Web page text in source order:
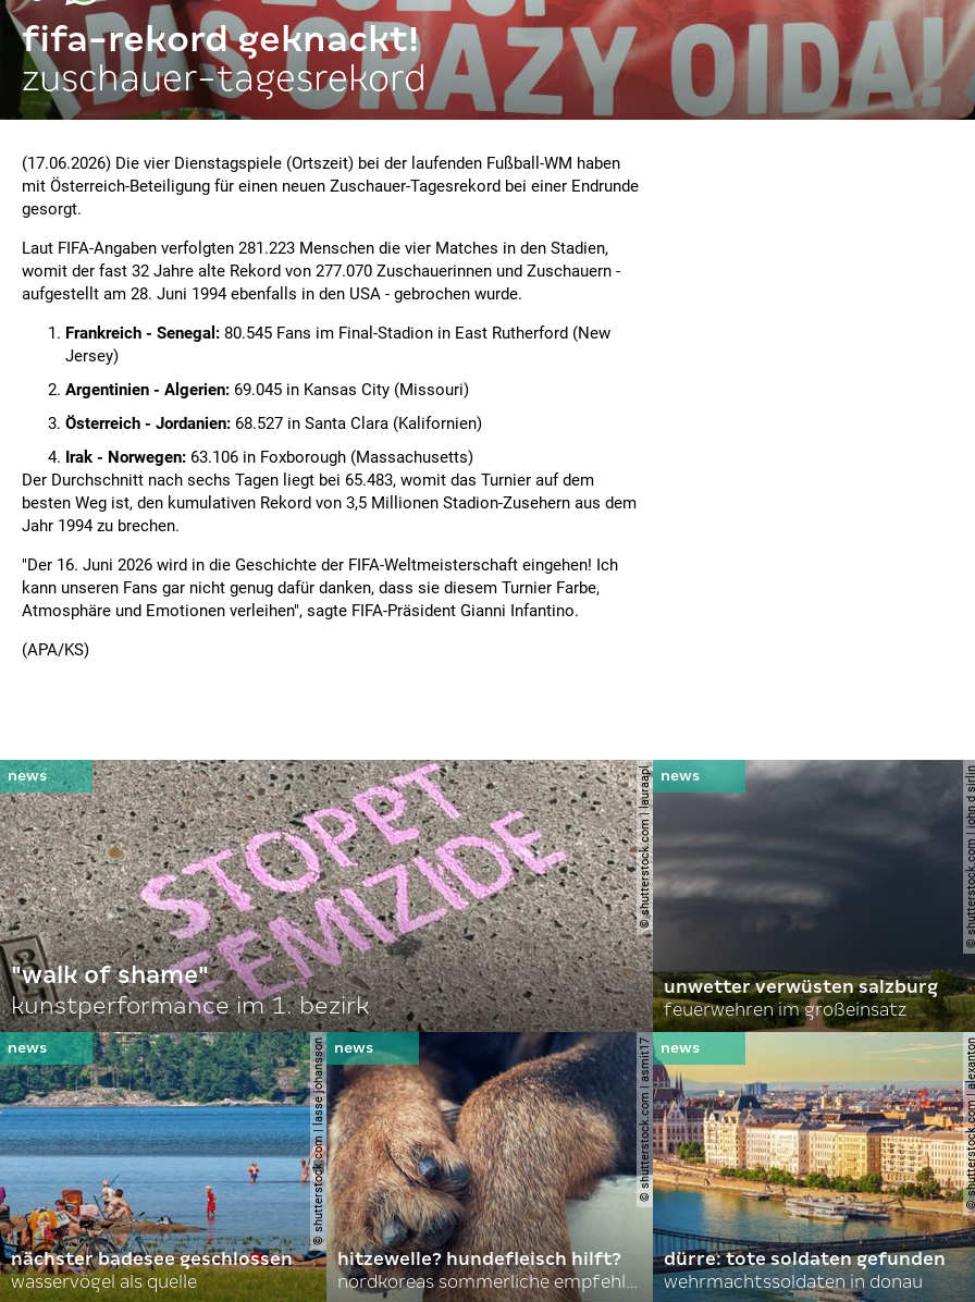
fifa-rekord geknackt!
zuschauer-tagesrekord
(17.06.2026) Die vier Dienstagspiele (Ortszeit) bei der laufenden Fußball-WM haben
mit Österreich-Beteiligung für einen neuen Zuschauer-Tagesrekord bei einer Endrunde
gesorgt.
Laut FIFA-Angaben verfolgten 281.223 Menschen die vier Matches in den Stadien,
womit der fast 32 Jahre alte Rekord von 277.070 Zuschauerinnen und Zuschauern -
aufgestellt am 28. Juni 1994 ebenfalls in den USA - gebrochen wurde.
Frankreich - Senegal: 80.545 Fans im Final-Stadion in East Rutherford (New
Jersey)
Argentinien - Algerien: 69.045 in Kansas City (Missouri)
Österreich - Jordanien: 68.527 in Santa Clara (Kalifornien)
Irak - Norwegen: 63.106 in Foxborough (Massachusetts)
Der Durchschnitt nach sechs Tagen liegt bei 65.483, womit das Turnier auf dem
besten Weg ist, den kumulativen Rekord von 3,5 Millionen Stadion-Zusehern aus dem
Jahr 1994 zu brechen.
"Der 16. Juni 2026 wird in die Geschichte der FIFA-Weltmeisterschaft eingehen! Ich
kann unseren Fans gar nicht genug dafür danken, dass sie diesem Turnier Farbe,
Atmosphäre und Emotionen verleihen", sagte FIFA-Präsident Gianni Infantino.
(APA/KS)
© shutterstock.com | lauraapl
"walk of shame"
kunstperformance im 1. bezirk
©
unwetter verwüsten salzburg
feuerwehren im großeinsatz
© shutterstock.com | lasse johansson
nächster badesee geschlossen
wasservögel als quelle
© shutterstock.com | asmit17
hitzewelle? hundefleisch hilft?
nordkoreas sommerliche empfehlungen
©
dürre: tote soldaten gefunden
wehrmachtssoldaten in donau